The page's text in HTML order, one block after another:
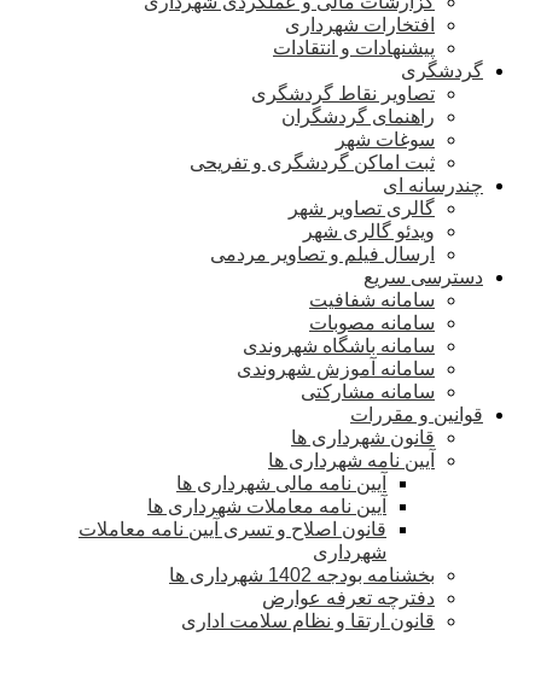
افتخارات شهرداری
پیشنهادات و انتقادات
گردشگری
تصاویر نقاط گردشگری
راهنمای گردشگران
سوغات شهر
ثبت اماکن گردشگری و تفریحی
چندرسانه ای
گالری تصاویر شهر
ویدئو گالری شهر
ارسال فیلم و تصاویر مردمی
دسترسی سریع
سامانه شفافیت
سامانه مصوبات
سامانه باشگاه شهروندی
سامانه آموزش شهروندی
سامانه مشارکتی
قوانین و مقررات
قانون شهرداری ها
آیین نامه شهرداری ها
آیین نامه مالی شهرداری ها
آیین نامه معاملات شهرداری ها
قانون اصلاح و تسری آیین نامه معاملات
شهرداری
بخشنامه بودجه 1402 شهرداری ها
دفترچه تعرفه عوارض
قانون ارتقا و نظام سلامت اداری